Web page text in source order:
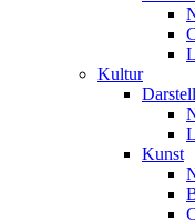
Kultur
Kunst